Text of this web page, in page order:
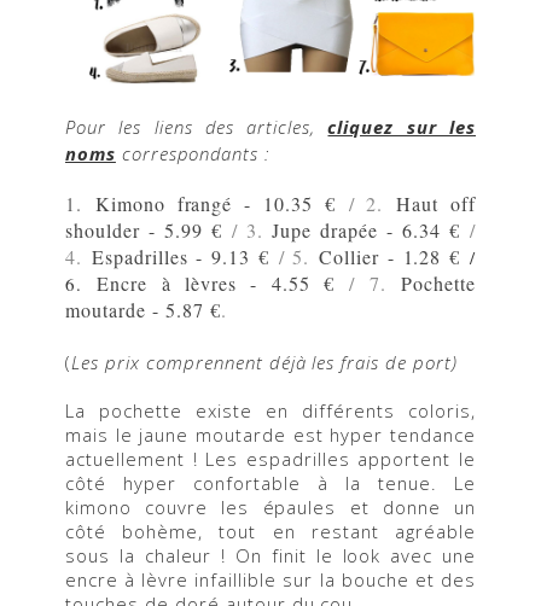
Pour les liens des articles,cliquez sur les
noms correspondants :
1. Kimono frangé - 10.35 € / 2.Haut off
shoulder - 5.99 € / 3.Jupe drapée - 6.34 € /
4. Espadrilles - 9.13 € / 5.Collier - 1.28 € /
6.Encre à lèvres - 4.55 € / 7.Pochette
moutarde - 5.87 €.
(Les prix comprennent déjà les frais de port)
La pochette existe en différents coloris,
mais le jaune moutarde est hyper tendance
actuellement ! Les espadrilles apportent le
côté hyper confortable à la tenue. Le
kimono couvre les épaules et donne un
côté bohème, tout en restant agréable
sous la chaleur ! On finit le look avec une
encre à lèvre infaillible sur la bouche et des